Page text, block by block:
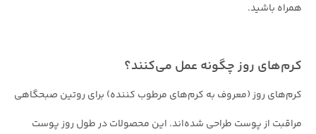
همراه باشید.
کرم‌های روز چگونه عمل می‌کنند؟
کرم‌های روز (معروف به کرم‌های مرطوب کننده) برای روتین صبحگاهی
مراقبت از پوست طراحی شده‌اند. این محصولات در طول روز پوست